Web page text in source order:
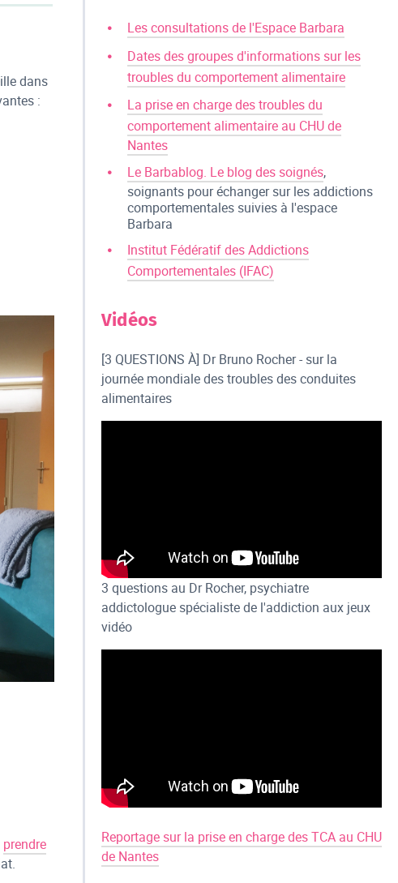
dans
:
prendre
Les consultations de l'Espace Barbara
Dates des groupes d'informations sur les
troubles du comportement alimentaire
La prise en charge des troubles du
comportement alimentaire au CHU de
Nantes
Le Barbablog. Le blog des soignés,
soignants pour échanger sur les addictions
comportementales suivies à l'espace
Barbara
Institut Fédératif des Addictions
Comportementales (IFAC)
Vidéos
[3 QUESTIONS À] Dr Bruno Rocher - sur la
journée mondiale des troubles des conduites
alimentaires
3 questions au Dr Rocher, psychiatre
addictologue spécialiste de l'addiction aux jeux
vidéo
Reportage sur la prise en charge des TCA au CHU
de Nantes